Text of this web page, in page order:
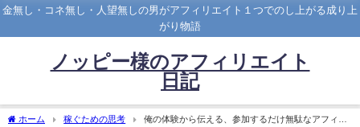
金無し・コネ無し・人望無しの男がアフィリエイト１つでのし上がる成り上
がり物語
ノッピー様のアフィリエイト
日記
ホーム 稼ぐための思考
俺の体験から伝える、参加するだけ無駄なアフィリ